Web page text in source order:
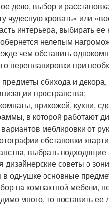
дело, выбор и
чудесную кровать» или
интерьера, выбирать
обернется нелепым
чем обставить
перепланировки при
обихода и
пространства;
прихожей, кухни,
в которой работают
меблировки от
обстановки
выбрать
советы о
в однушке основные
на компактной мебели,
много, то поставить ее